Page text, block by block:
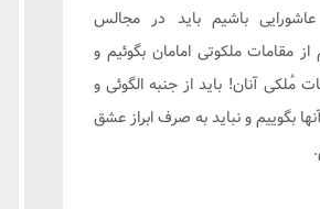
باشیم باید در مجالس
مقامات ملکوتی امامان بگوئیم و
مُلکی آنان! باید از جنبه الگوئی و
بگوییم و نباید به صرف ابراز عشق